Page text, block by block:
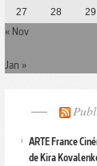
27
28 29
« Nov
Jan »
ARTE France
de Kira